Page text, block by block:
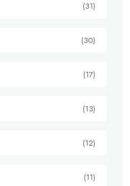
(31)
(30)
(17)
(13)
(12)
(11)